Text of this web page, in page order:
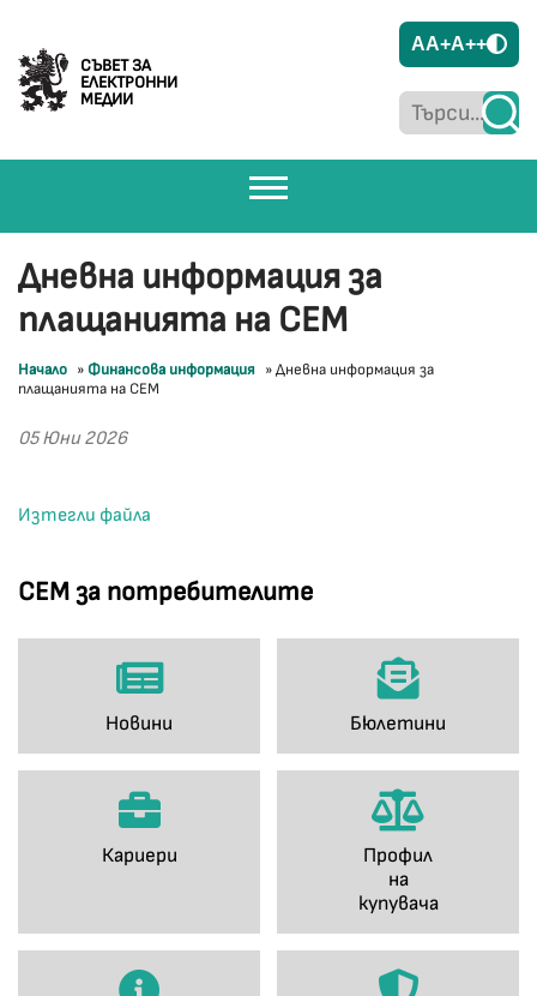
СЪВЕТ ЗА
ЕЛЕКТРОННИ
МЕДИИ
AA+A++
СЕМ за потребителите
Новини Бюлетини
Кариери
Профил
на
купувача
Дневна информация за
плащанията на СЕМ
Начало » Финансова информация »Дневна информация за
плащанията на СЕМ
05 Юни 2026
Изтегли файла